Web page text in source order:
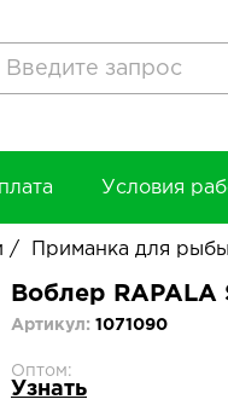
Условия
/ Приманка для рыбы
Воблер RAPALA
Артикул: 1071090
Оптом:
Узнать